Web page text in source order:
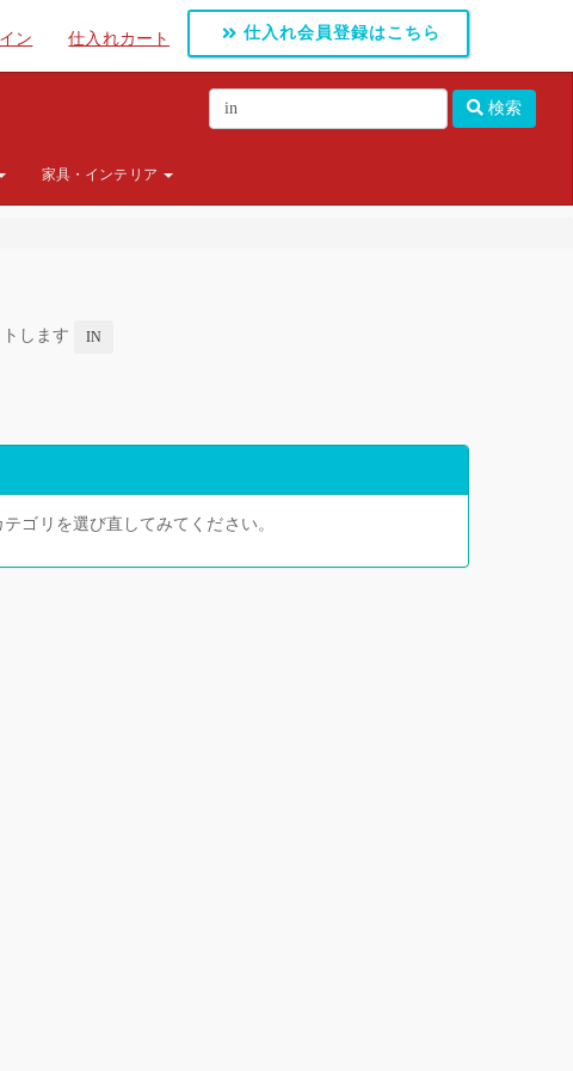
ン 仕入れカート 仕入れ会員登録はこちら
検索
家具・インテリア
します IN
ゴリを選び直してみてください。